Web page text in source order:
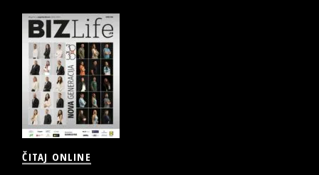
ČITAJ ONLINE